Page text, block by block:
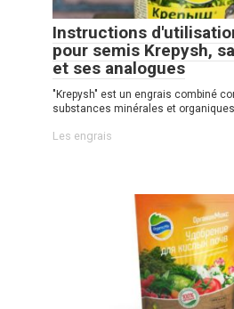
Instructions
pour semis Krepysh,
et ses analogues
"Krepysh" est un engrais combiné
substances minérales et
Les engrais